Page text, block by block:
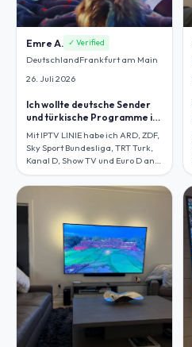
Emre A. ✓ Verified
DeutschlandFrankfurt am Main
26. Juli 2026
Ich wollte deutsche Sender
und türkische Programme in
einem Zugang.
Mit IPTV LINIE habe ich ARD, ZDF,
Sky Sport Bundesliga, TRT Turk,
Kanal D, Show TV und Euro D an
einem Ort, was im Alltag einfach
praktischer ist.